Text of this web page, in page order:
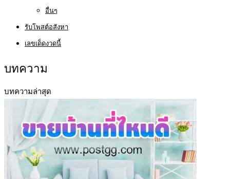
อื่นๆ
รับโพสต์อสังหา
เลขเด็ดงวดนี้
บทความ
บทความล่าสุด